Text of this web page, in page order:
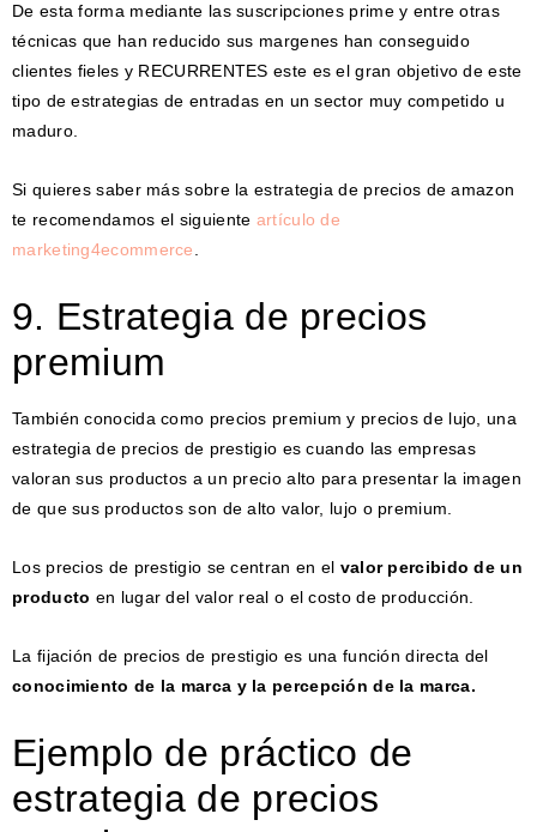
De esta forma mediante las suscripciones prime y entre otras
técnicas que han reducido sus margenes han conseguido
clientes fieles y RECURRENTES este es el gran objetivo de este
tipo de estrategias de entradas en un sector muy competido u
maduro.
Si quieres saber más sobre la estrategia de precios de amazon
te recomendamos el siguiente artículo de
marketing4ecommerce
9. Estrategia de precios
premium
También conocida como precios premium y precios de lujo, una
estrategia de precios de prestigio es cuando las empresas
valoran sus productos a un precio alto para presentar la imagen
de que sus productos son de alto valor, lujo o premium.
Los precios de prestigio se centran en el valor percibido de un
producto en lugar del valor real o el costo de producción.
La fijación de precios de prestigio es una función directa del
conocimiento de la marca y la percepción de la marca.
Ejemplo de práctico de
estrategia de precios